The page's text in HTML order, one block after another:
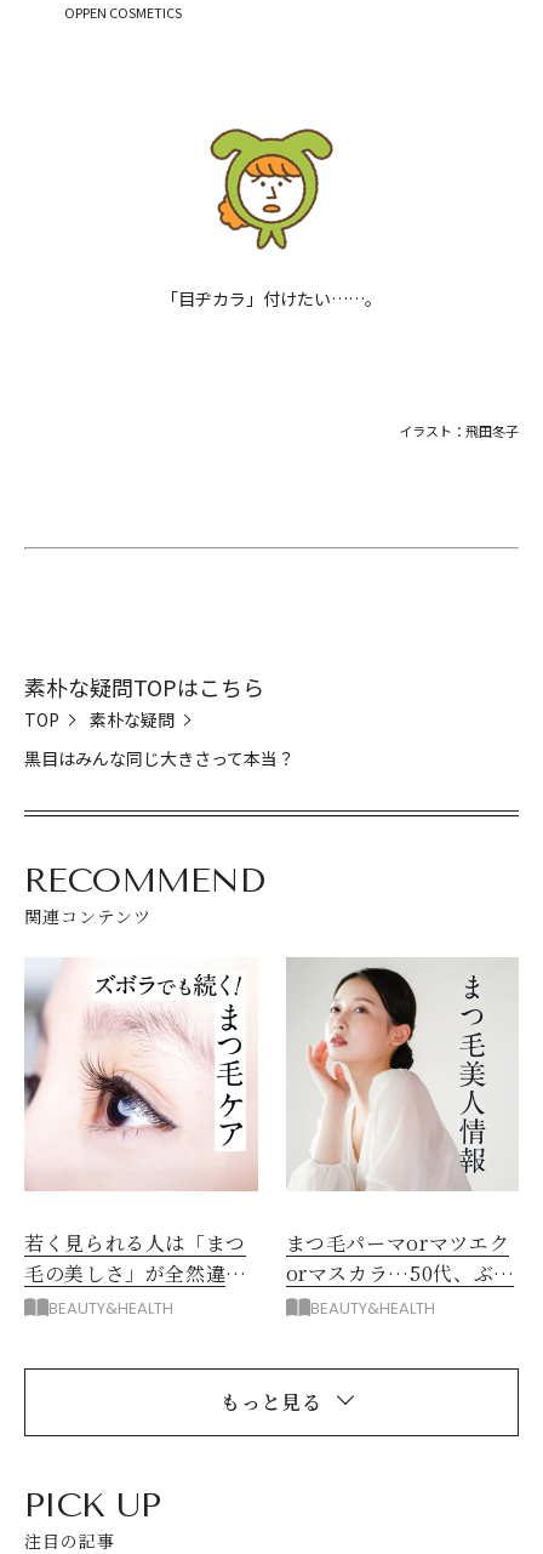
OPPEN COSMETICS
「目ヂカラ」付けたい……。
イラスト：飛田冬子
素朴な疑問TOPはこちら
TOP
素朴な疑問
黒目はみんな同じ大きさって本当？
RECOMMEND
関連コンテンツ
若く見られる人は「まつ
毛の美しさ」が全然違
う！ズボラさんも続けた
BEAUTY&HEALTH
まつ毛パーマorマツエク
orマスカラ…50代、ぶっ
ちゃけどれがいい？
BEAUTY&HEALTH
もっと見る
PICK UP
注目の記事
閉じる